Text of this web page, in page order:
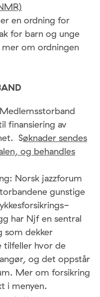
en ordning for
for barn og unge
mer om ordningen
finansiering av
Søknader sendes
og behandles
Norsk jazzforum
gunstige
har Njf en sentral
som dekker
tilfeller hvor de
og det oppstår
Mer om forsikring
i menyen.